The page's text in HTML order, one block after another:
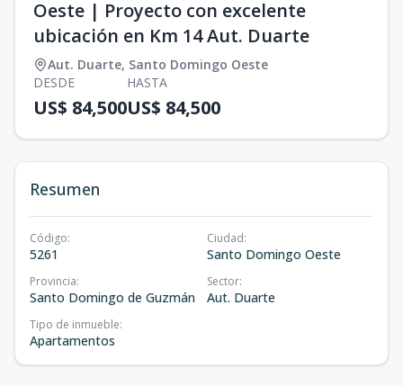
Oeste | Proyecto con excelente
ubicación en Km 14 Aut. Duarte
Aut. Duarte, Santo Domingo Oeste
DESDE
US$ 84,500
HASTA
US$ 84,500
Resumen
Código:
5261
Ciudad:
Santo Domingo Oeste
Provincia:
Santo Domingo de Guzmán
Sector:
Aut. Duarte
Tipo de inmueble:
Apartamentos